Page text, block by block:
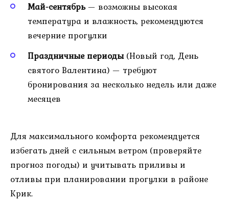
Май-сентябрь— возможны высокая
температура и влажность, рекомендуются
вечерние прогулки
Праздничные периоды(Новый год, День
святого Валентина) — требуют
бронирования за несколько недель или даже
месяцев
Для максимального комфорта рекомендуется
избегать дней с сильным ветром (проверяйте
прогноз погоды) и учитывать приливы и
отливы при планировании прогулки в районе
Крик.